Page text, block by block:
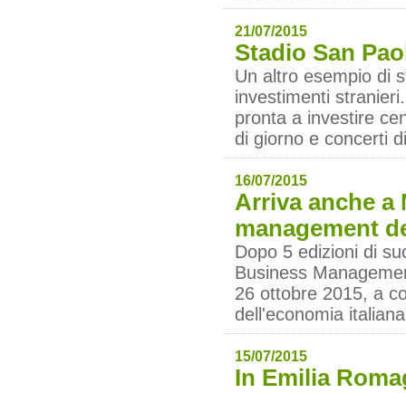
21/07/2015
Stadio San
Un altro esempio di
investimenti
pronta a investire
di giorno e concerti
16/07/2015
Arriva anche a
management
Dopo 5 edizioni di
Business
26 ottobre 2015, a
dell'economia
15/07/2015
In Emilia